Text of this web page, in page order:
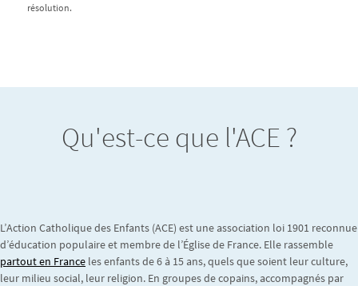
résolution.
Qu'est-ce que l'ACE ?
L’Action Catholique des Enfants (ACE) est une association loi 1901 reconnue
d’éducation populaire et membre de l’Église de France. Elle rassemble
partout en France les enfants de 6 à 15 ans, quels que soient leur culture,
leur milieu social, leur religion. En groupes de copains, accompagnés par